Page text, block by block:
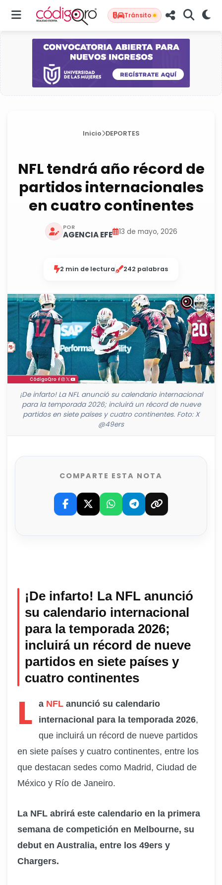
Tránsito
Inicio DEPORTES
NFL tendrá año récord de
partidos internacionales
en cuatro continentes
POR
AGENCIA EFE 13 de mayo, 2026
2 min de lectura 242 palabras
¡De infarto! La NFL anunció su calendario internacional
para la temporada 2026; incluirá un récord de nueve
partidos en siete países y cuatro continentes. Foto: X
@49ers
COMPARTE ESTA NOTA
¡De infarto! La NFL anunció
su calendario internacional
para la temporada 2026;
incluirá un récord de nueve
partidos en siete países y
cuatro continentes
L a NFL anunció su calendario
internacional para la temporada 2026,
que incluirá un récord de nueve partidos
en siete países y cuatro continentes, entre los
que destacan sedes como Madrid, Ciudad de
México y Río de Janeiro.
La NFL abrirá este calendario en la primera
semana de competición en Melbourne, su
debut en Australia, entre los 49ers y
Chargers.